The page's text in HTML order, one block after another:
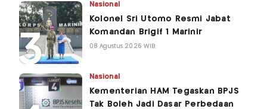
Nasional
Kolonel Sri Utomo Resmi Jabat
Komandan Brigif 1 Marinir
08 Agustus 2026 WIB
Nasional
Kementerian HAM Tegaskan BPJS
Tak Boleh Jadi Dasar Perbedaan